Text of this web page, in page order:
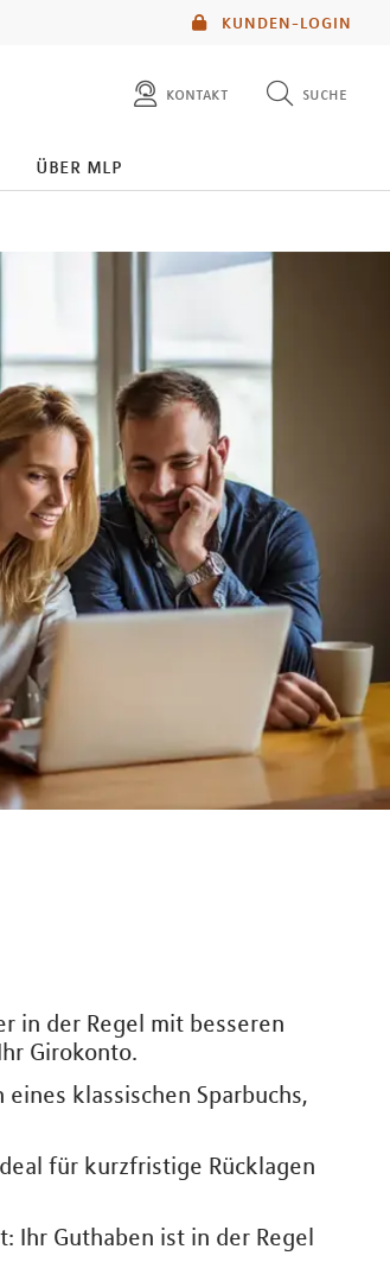
KUNDEN-LOGIN
kontakt suche
diese website durchsuchen
über mlp
in der Regel mit besseren
Girokonto.
klassischen Sparbuchs,
für kurzfristige Rücklagen
Ihr Guthaben ist in der Regel